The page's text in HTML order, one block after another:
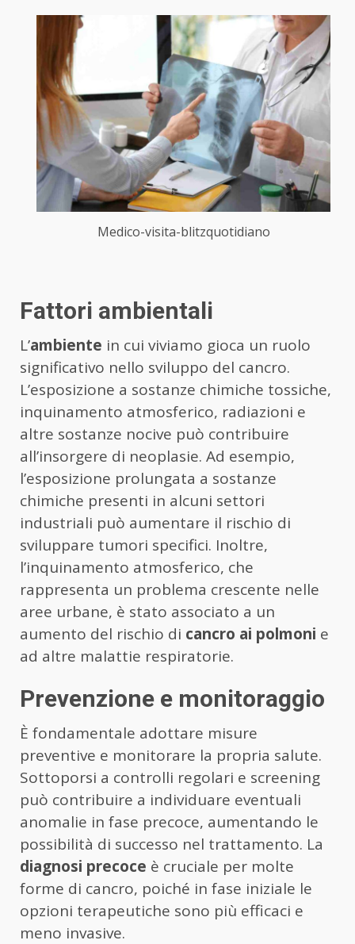
Medico-visita-blitzquotidiano
Fattori ambientali
L’ambiente in cui viviamo gioca un ruolo
significativo nello sviluppo del cancro.
L’esposizione a sostanze chimiche tossiche,
inquinamento atmosferico, radiazioni e
altre sostanze nocive può contribuire
all’insorgere di neoplasie. Ad esempio,
l’esposizione prolungata a sostanze
chimiche presenti in alcuni settori
industriali può aumentare il rischio di
sviluppare tumori specifici. Inoltre,
l’inquinamento atmosferico, che
rappresenta un problema crescente nelle
aree urbane, è stato associato a un
aumento del rischio di cancro ai polmoni e
ad altre malattie respiratorie.
Prevenzione e monitoraggio
È fondamentale adottare misure
preventive e monitorare la propria salute.
Sottoporsi a controlli regolari e screening
può contribuire a individuare eventuali
anomalie in fase precoce, aumentando le
possibilità di successo nel trattamento. La
diagnosi precoce è cruciale per molte
forme di cancro, poiché in fase iniziale le
opzioni terapeutiche sono più efficaci e
meno invasive.